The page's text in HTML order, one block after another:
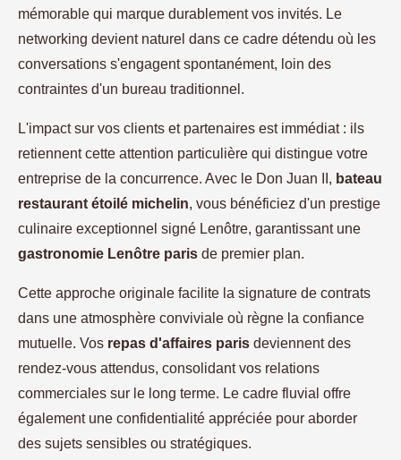
mémorable qui marque durablement vos invités. Le
networking devient naturel dans ce cadre détendu où les
conversations s'engagent spontanément, loin des
contraintes d'un bureau traditionnel.
L'impact sur vos clients et partenaires est immédiat : ils
retiennent cette attention particulière qui distingue votre
entreprise de la concurrence. Avec le Don Juan II, bateau
restaurant étoilé michelin, vous bénéficiez d'un prestige
culinaire exceptionnel signé Lenôtre, garantissant une
gastronomie Lenôtre paris de premier plan.
Cette approche originale facilite la signature de contrats
dans une atmosphère conviviale où règne la confiance
mutuelle. Vos repas d'affaires paris deviennent des
rendez-vous attendus, consolidant vos relations
commerciales sur le long terme. Le cadre fluvial offre
également une confidentialité appréciée pour aborder
des sujets sensibles ou stratégiques.